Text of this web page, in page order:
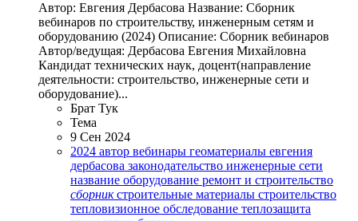
Автор: Евгения Дербасова Название: Сборник
вебинаров по строительству, инженерным сетям и
оборудованию (2024) Описание: Сборник вебинаров
Автор/ведущая: Дербасова Евгения Михайловна
Кандидат технических наук, доцент(направление
деятельности: строительство, инженерные сети и
оборудование)...
Брат Тук
Тема
9 Сен 2024
2024 автор вебинары геоматериалы евгения
дербасова законодательство инженерные сети
название оборудование ремонт и строительство
сборник строительные материалы строительство
тепловизионное обследование теплозащита